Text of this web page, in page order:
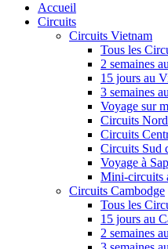
Accueil
Circuits
Circuits Vietnam
Tous les
2 semaines
15 jours au
3 semaines
Voyage sur
Circuits
Circuits
Circuits Sud
Voyage à
Mini-circuits
Circuits Cambodge
Tous les
15 jours au
2 semaines